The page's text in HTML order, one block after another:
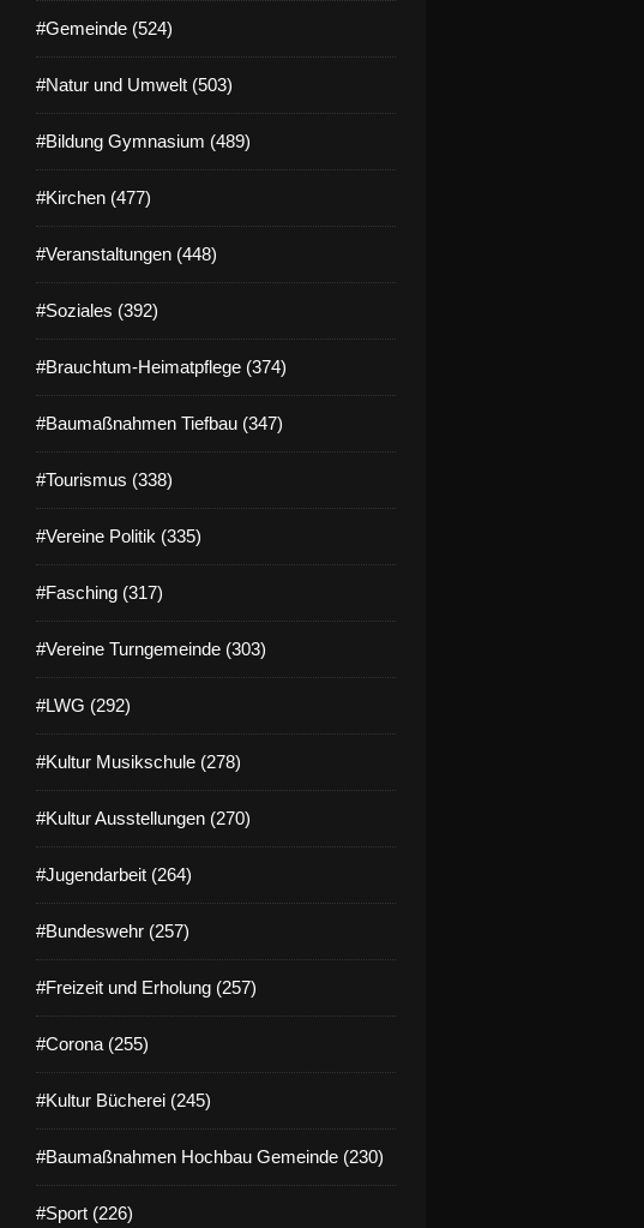
#Gemeinde (524)
#Natur und Umwelt (503)
#Bildung Gymnasium (489)
#Kirchen (477)
#Veranstaltungen (448)
#Soziales (392)
#Brauchtum-Heimatpflege (374)
#Baumaßnahmen Tiefbau (347)
#Tourismus (338)
#Vereine Politik (335)
#Fasching (317)
#Vereine Turngemeinde (303)
#LWG (292)
#Kultur Musikschule (278)
#Kultur Ausstellungen (270)
#Jugendarbeit (264)
#Bundeswehr (257)
#Freizeit und Erholung (257)
#Corona (255)
#Kultur Bücherei (245)
#Baumaßnahmen Hochbau Gemeinde (230)
#Sport (226)